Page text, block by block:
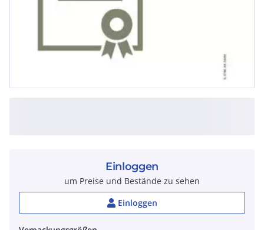
Einloggen
um Preise und Bestände zu sehen
Einloggen